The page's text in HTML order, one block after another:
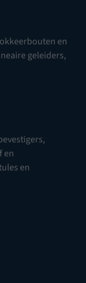
en
geleiders,
,
en
en